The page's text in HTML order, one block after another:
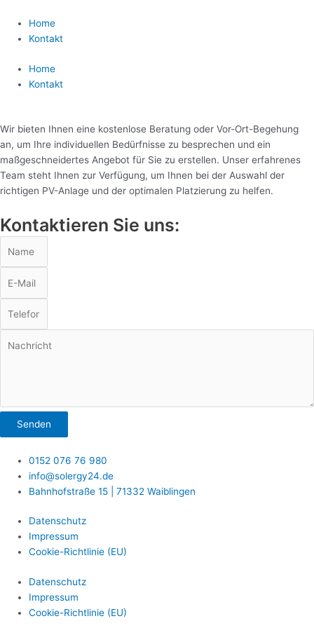
Inhalt
springen
Home
Kontakt
Home
Kontakt
Wir bieten Ihnen eine kostenlose Beratung oder Vor-Ort-Begehung
an, um Ihre individuellen Bedürfnisse zu besprechen und ein
maßgeschneidertes Angebot für Sie zu erstellen. Unser erfahrenes
Team steht Ihnen zur Verfügung, um Ihnen bei der Auswahl der
richtigen PV-Anlage und der optimalen Platzierung zu helfen.
Kontaktieren Sie uns:
Senden
0152 076 76 980
info@solergy24.de
Bahnhofstraße 15 | 71332 Waiblingen
Datenschutz
Impressum
Cookie-Richtlinie (EU)
Datenschutz
Impressum
Cookie-Richtlinie (EU)